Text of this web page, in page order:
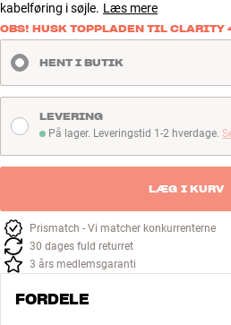
Find Butik
Kundeservice
Kundeservice
Byg med Lyd
kabelføring i søjle. Læs mere
OBS! HUSK TOPPLADEN TIL CLARITY
Hvis du bruger denne stander sammen
højtalerne, skal du bruge en
montering. Den er naturligvis gratis – du
den i kurven via linket her på siden.
HENT I BUTIK
På lager. Leveringstid 1-2 hverdage
På lager. Leveringstid 1-2 hverdage.
LEVERING
LÆG I KURV
Prismatch - Vi matcher konkurrenterne
30 dages fuld returret
3 års medlemsgaranti
FORDELE